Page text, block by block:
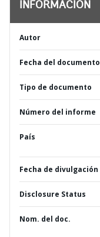
INFORMACIÓN
Autor
Fecha del documento
Tipo de documento
Número del informe
País
Fecha de divulgación
Disclosure Status
Nom. del doc.